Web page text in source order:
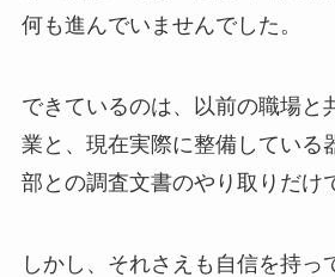
何も進んでいませんでした。
できているのは、以前の職場と
業と、現在実際に整備している
部との調査文書のやり取りだけ
しかし、それさえも自信を持っ